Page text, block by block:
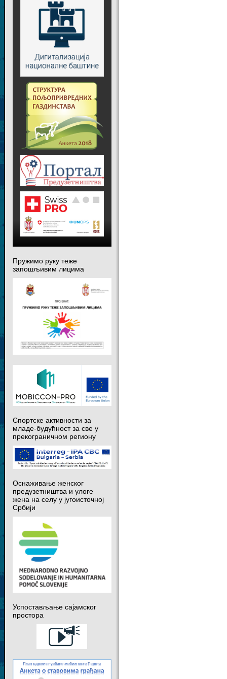
Пружимо руку теже
запошљивим лицима
Спортске активности за
младе-будућност за све у
прекограничном региону
Оснаживање женског
предузетништва и улоге
жена на селу у југоисточној
Србији
Успостављање сајамског
простора